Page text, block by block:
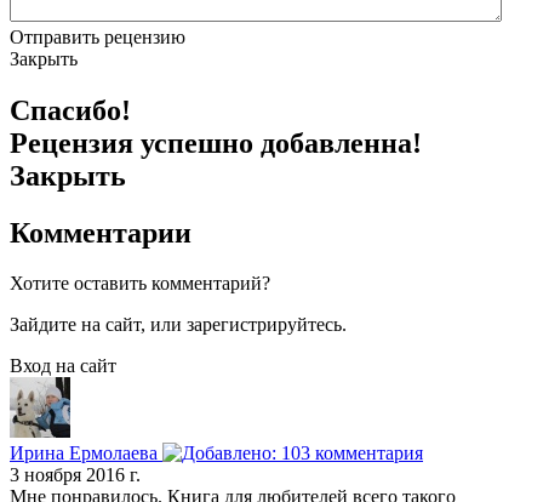
Отправить рецензию
Закрыть
Спасибо!
Рецензия успешно добавленна!
Закрыть
Комментарии
Хотите оставить комментарий?
Зайдите на сайт, или зарегистрируйтесь.
Вход на сайт
Ирина Ермолаева
3 ноября 2016 г.
Мне понравилось. Книга для любителей всего такого